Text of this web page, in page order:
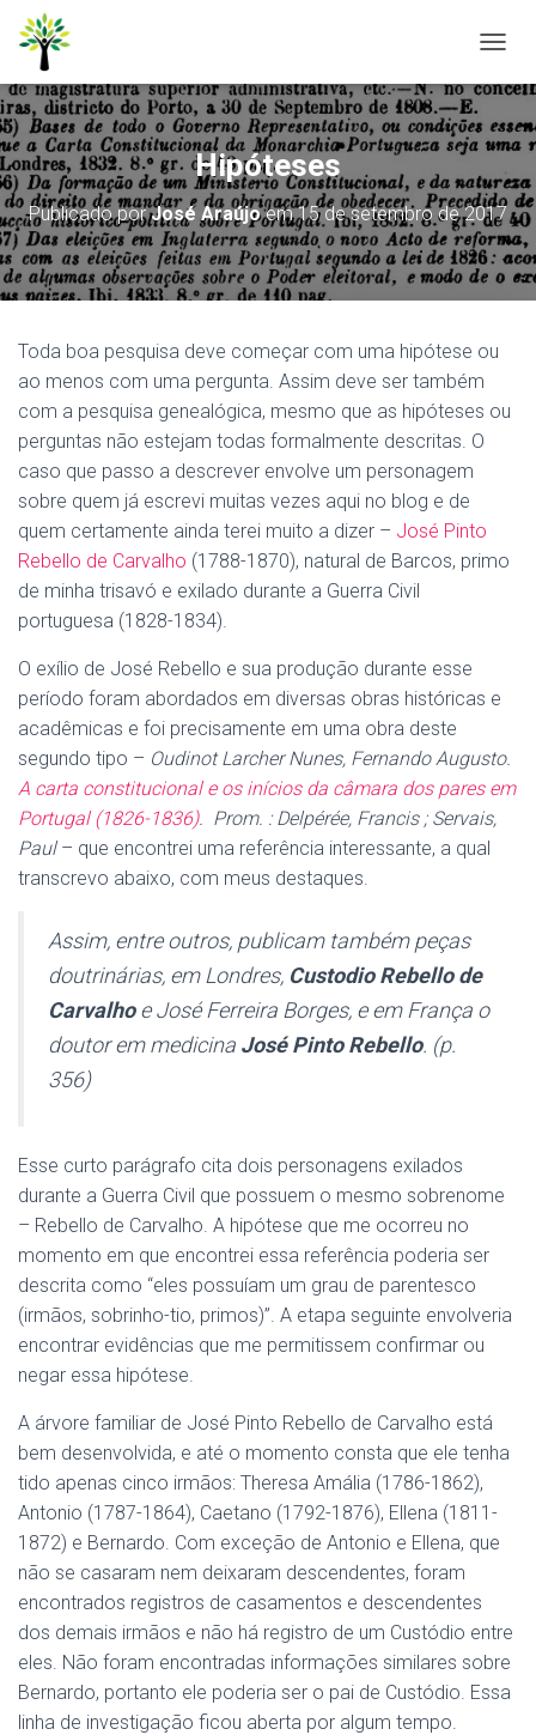
L
E
R
A
R
N
A
V
A
Hipóteses
Publicado porJosé Araújoem15 de setembro de 2017
Toda boa pesquisa deve começar com uma hipótese ou
ao menos com uma pergunta. Assim deve ser também
com a pesquisa genealógica, mesmo que as hipóteses ou
perguntas não estejam todas formalmente descritas. O
caso que passo a descrever envolve um personagem
sobre quem já escrevi muitas vezes aqui no blog e de
quem certamente ainda terei muito a dizer – José Pinto
Rebello de Carvalho (1788-1870), natural de Barcos, primo
de minha trisavó e exilado durante a Guerra Civil
portuguesa (1828-1834).
O exílio de José Rebello e sua produção durante esse
período foram abordados em diversas obras históricas e
acadêmicas e foi precisamente em uma obra deste
segundo tipo – Oudinot Larcher Nunes, Fernando Augusto.
A carta constitucional e os inícios da câmara dos pares em
Portugal (1826-1836). Prom. : Delpérée, Francis ; Servais,
Paul– que encontrei uma referência interessante, a qual
transcrevo abaixo, com meus destaques.
Assim, entre outros, publicam também peças
doutrinárias, em Londres, Custodio Rebello de
Carvalhoe José Ferreira Borges, e em França o
doutor em medicina José Pinto Rebello. (p.
356)
Esse curto parágrafo cita dois personagens exilados
durante a Guerra Civil que possuem o mesmo sobrenome
– Rebello de Carvalho. A hipótese que me ocorreu no
momento em que encontrei essa referência poderia ser
descrita como “eles possuíam um grau de parentesco
(irmãos, sobrinho-tio, primos)”. A etapa seguinte envolveria
encontrar evidências que me permitissem confirmar ou
negar essa hipótese.
A árvore familiar de José Pinto Rebello de Carvalho está
bem desenvolvida, e até o momento consta que ele tenha
tido apenas cinco irmãos: Theresa Amália (1786-1862),
Antonio (1787-1864), Caetano (1792-1876), Ellena (1811-
1872) e Bernardo. Com exceção de Antonio e Ellena, que
não se casaram nem deixaram descendentes, foram
encontrados registros de casamentos e descendentes
dos demais irmãos e não há registro de um Custódio entre
eles. Não foram encontradas informações similares sobre
Bernardo, portanto ele poderia ser o pai de Custódio. Essa
linha de investigação ficou aberta por algum tempo.